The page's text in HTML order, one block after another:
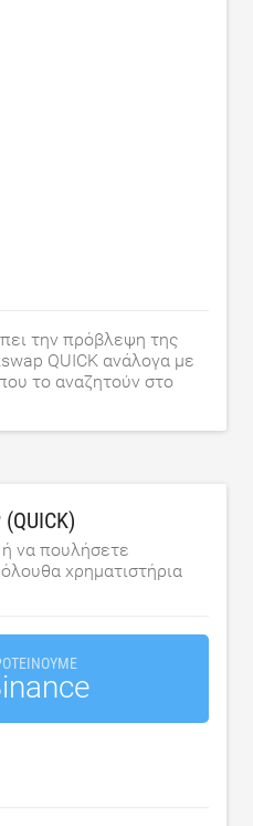
την πρόβλεψη της
QUICK ανάλογα με
το αναζητούν στο
να πουλήσετε
χρηματιστήρια